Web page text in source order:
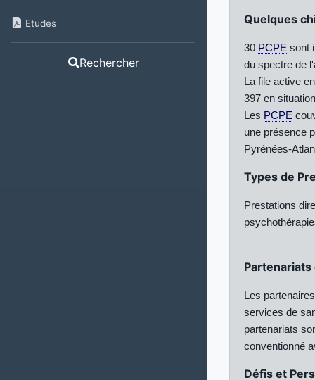
Etudes
Rechercher
Quelques
30 PCPE sont
du spectre de
La file active
397 en
Les PCPE
une présence
Pyrénées-
Types de
Prestations
Les
services de
partenariats
conventionné
Défis et